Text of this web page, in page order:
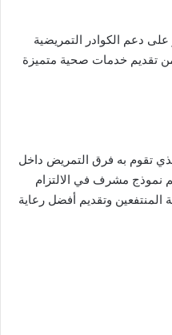
دعم الكوادر التمريضية
تقديم خدمات صحية متميزة
تقوم به فرق التمريض داخل
نموذج مشرف في الالتزام
المنتفعين وتقديم أفضل رعاية